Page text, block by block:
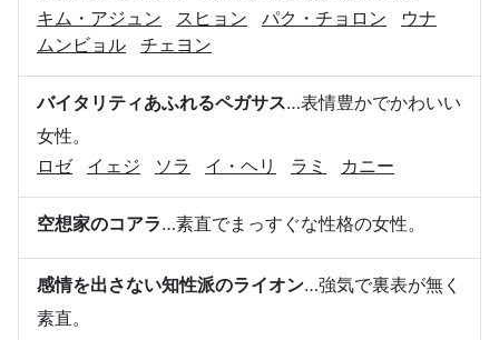
キム・アジュン
スヒョン パク・チョロン
ウナ
ムンビョル
チェヨン
バイタリティあふれるペガサス…表情豊かでかわいい
女性。
ロゼ
イェジ ソラ イ・ヘリ ラミ カニー
空想家のコアラ…素直でまっすぐな性格の女性。
感情を出さない知性派のライオン…強気で裏表が無く
素直。